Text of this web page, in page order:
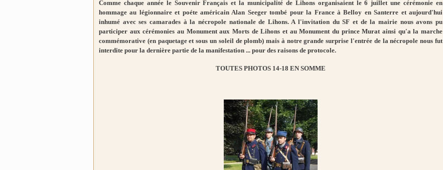
Comme chaque année le Souvenir Français et la municipalité de Lihons organisaient le 6 juillet une cérémonie en
hommage au légionnaire et poéte américain Alan Seeger tombé pour la France à Belloy en Santerre et aujourd'hui
inhumé avec ses camarades à la nécropole nationale de Lihons. A l'invitation du SF et de la mairie nous avons pu
participer aux cérémonies au Monument aux Morts de Lihons et au Monument du prince Murat ainsi qu'a la marche
commémorative (en paquetage et sous un soleil de plomb) mais à notre grande surprise l'entrée de la nécropole nous fut
interdite pour la dernière partie de la manifestation ... pour des raisons de protocole.
TOUTES PHOTOS 14-18 EN SOMME